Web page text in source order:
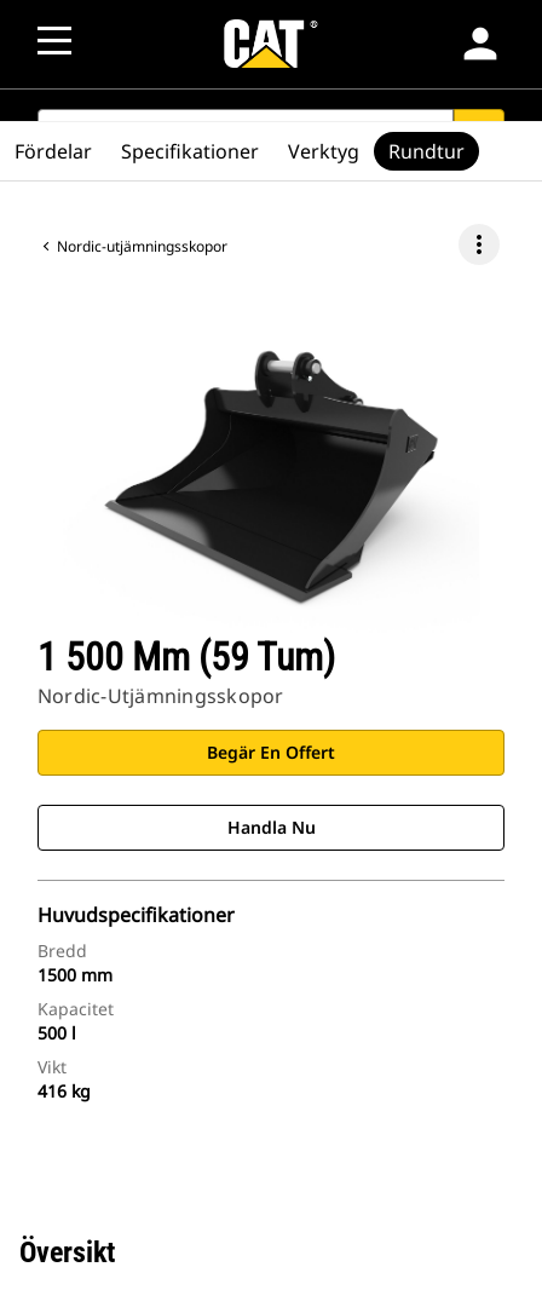
person
SEARCH search
Nordic-utjämningsskopor more_vert
1 500 Mm (59 Tum)
Nordic-Utjämningsskopor
Begär En Offert
Handla Nu
Huvudspecifikationer
Bredd
1500 mm
Kapacitet
500 l
Vikt
416 kg
Fördelar Specifikationer Verktyg Rundtur
Översikt